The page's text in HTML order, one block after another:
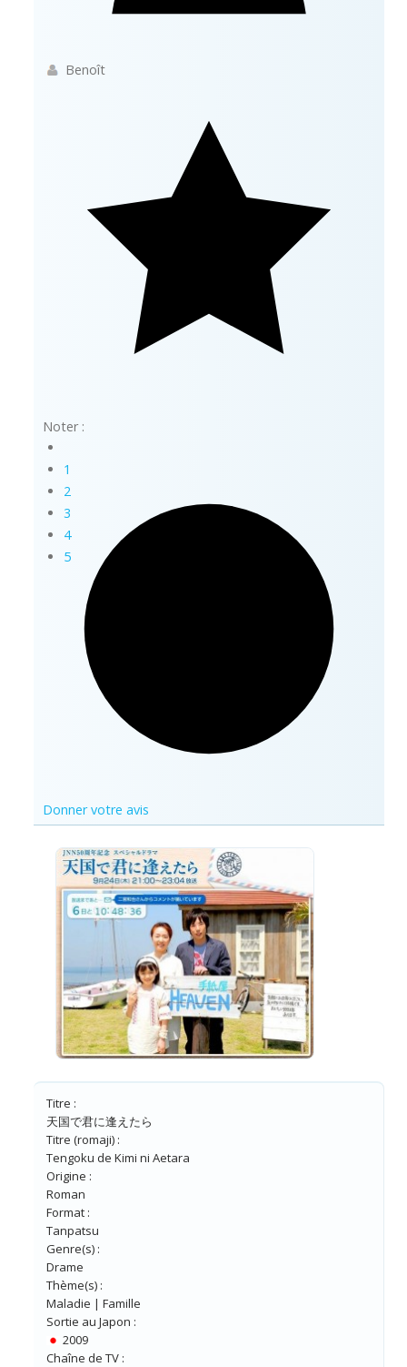
Benoît
Noter :
1
2
3
4
5
Donner votre avis
Titre :
天国で君に逢えたら
Titre (romaji) :
Tengoku de Kimi ni Aetara
Origine :
Roman
Format :
Tanpatsu
Genre(s) :
Drame
Thème(s) :
Maladie | Famille
Sortie au Japon :
2009
Chaîne de TV :